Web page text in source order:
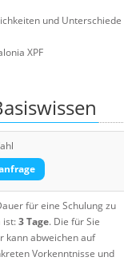
und Unterschiede
XPF
für eine Schulung zu
ist:3 Tage. Die für Sie
kann abweichen auf
Vorkenntnisse und